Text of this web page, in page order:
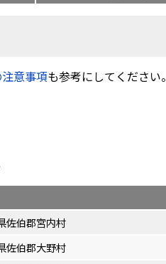
意事項も参考にしてください。
佐伯郡宮内村
佐伯郡大野村